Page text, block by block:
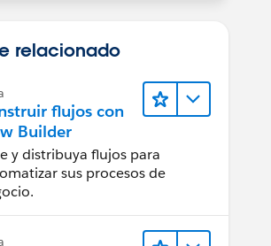
relacionado
flujos con
Builder
y distribuya flujos para
sus procesos de